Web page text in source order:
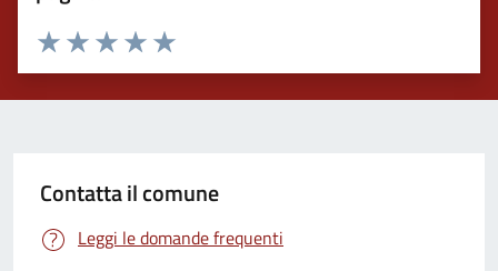
Valuta 5 stelle su 5
Valuta 4 stelle su 5
Valuta 3 stelle su 5
Valuta 2 stelle su 5
Valuta 1 stelle su 5
Contatta il comune
Leggi le domande frequenti